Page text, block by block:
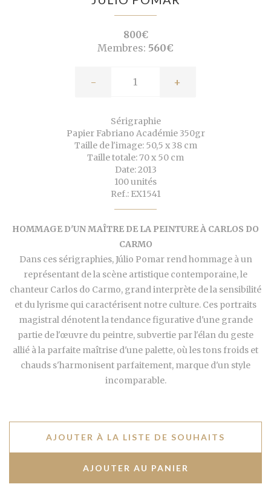
800€
Membres: 560€
- +
Sérigraphie
Papier Fabriano Académie 350gr
Taille de l'image: 50,5 x 38 cm
Taille totale: 70 x 50 cm
Date: 2013
100 unités
Ref.: EX1541
HOMMAGE D'UN MAÎTRE DE LA PEINTURE À CARLOS DO
CARMO
Dans ces sérigraphies, Júlio Pomar rend hommage à un
représentant de la scène artistique contemporaine, le
chanteur Carlos do Carmo, grand interprète de la sensibilité
et du lyrisme qui caractérisent notre culture. Ces portraits
magistral dénotent la tendance figurative d'une grande
partie de l'œuvre du peintre, subvertie par l'élan du geste
allié à la parfaite maîtrise d'une palette, où les tons froids et
chauds s'harmonisent parfaitement, marque d'un style
incomparable.
AJOUTER À LA LISTE DE SOUHAITS